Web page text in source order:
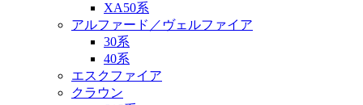
XA50系
アルファード／ヴェルファイア
30系
40系
エスクファイア
クラウン